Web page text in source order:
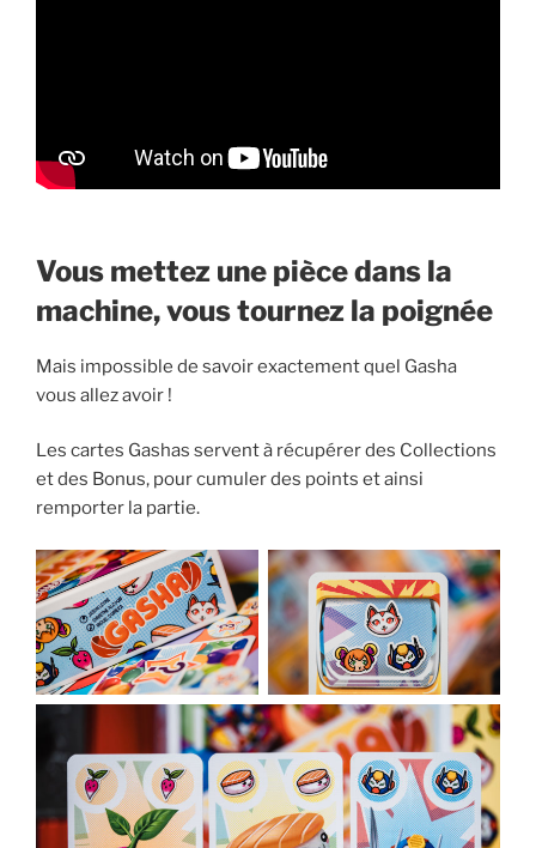
Vous mettez une pièce dans la
machine, vous tournez la poignée
Mais impossible de savoir exactement quel Gasha
vous allez avoir !
Les cartes Gashas servent à récupérer des Collections
et des Bonus, pour cumuler des points et ainsi
remporter la partie.